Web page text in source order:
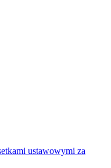
ustawowymi za